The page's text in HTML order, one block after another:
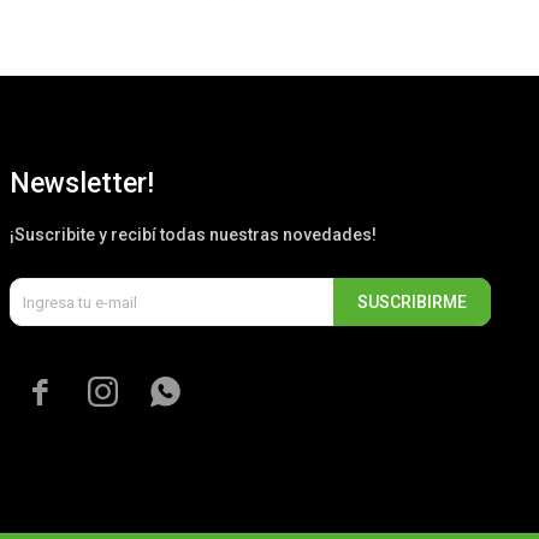
Newsletter!
¡Suscribite y recibí todas nuestras novedades!
SUSCRIBIRME
  